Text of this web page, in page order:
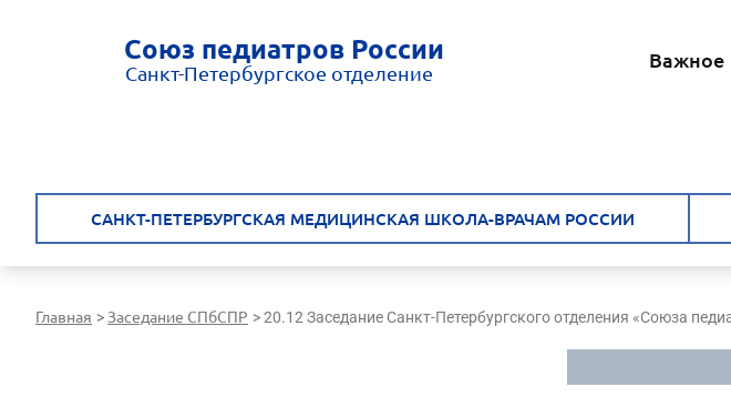
Союз педиатров России
Санкт-Петербургское отделение
Важное
САНКТ-ПЕТЕРБУРГСКАЯ МЕДИЦИНСКАЯ ШКОЛА-ВРАЧАМ РОССИИ
Главная >Заседание СПбСПР >20.12 Заседание Санкт-Петербургского отделения «Союза